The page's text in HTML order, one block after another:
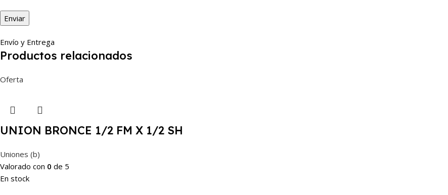
Envío y Entrega
Productos relacionados
Oferta
UNION BRONCE 1/2 FM X 1/2 SH
Uniones (b)
Valorado con 0 de 5
En stock